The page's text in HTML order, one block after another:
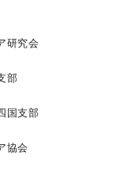
研究会
部
国支部
協会